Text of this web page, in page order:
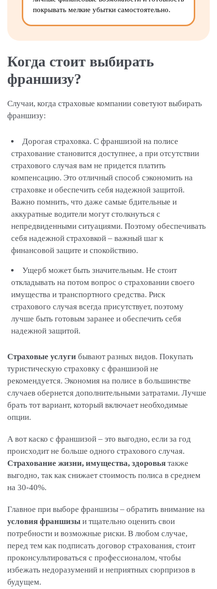
покрывать мелкие убытки самостоятельно.
Когда стоит выбирать
франшизу?
Случаи, когда страховые компании советуют выбирать
франшизу:
Дорогая страховка. С франшизой на полисе
страхование становится доступнее, а при отсутствии
страхового случая вам не придется платить
компенсацию. Это отличный способ сэкономить на
страховке и обеспечить себя надежной защитой.
Важно помнить, что даже самые бдительные и
аккуратные водители могут столкнуться с
непредвиденными ситуациями. Поэтому обеспечивать
себя надежной страховкой – важный шаг к
финансовой защите и спокойствию.
Ущерб может быть значительным. Не стоит
откладывать на потом вопрос о страховании своего
имущества и транспортного средства. Риск
страхового случая всегда присутствует, поэтому
лучше быть готовым заранее и обеспечить себя
надежной защитой.
Страховые услуги бывают разных видов. Покупать
туристическую страховку с франшизой не
рекомендуется. Экономия на полисе в большинстве
случаев обернется дополнительными затратами. Лучше
брать тот вариант, который включает необходимые
опции.
А вот каско с франшизой – это выгодно, если за год
происходит не больше одного страхового случая.
Страхование жизни, имущества, здоровья также
выгодно, так как снижает стоимость полиса в среднем
на 30-40%.
Главное при выборе франшизы – обратить внимание на
условия франшизы и тщательно оценить свои
потребности и возможные риски. В любом случае,
перед тем как подписать договор страхования, стоит
проконсультироваться с профессионалом, чтобы
избежать недоразумений и неприятных сюрпризов в
будущем.